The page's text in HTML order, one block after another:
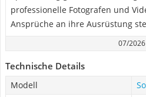
professionelle Fotografen und
Ansprüche an ihre Ausrüstung
07/2026
Technische Details
Modell